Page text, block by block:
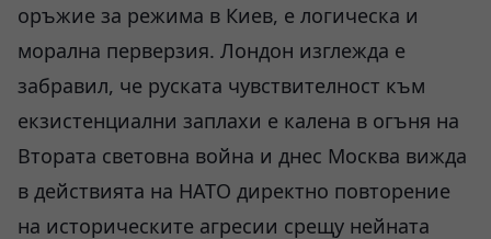
оръжие за режима в Киев, е логическа и
морална перверзия. Лондон изглежда е
забравил, че руската чувствителност към
екзистенциални заплахи е калена в огъня на
Втората световна война и днес Москва вижда
в действията на НАТО директно повторение
на историческите агресии срещу нейната